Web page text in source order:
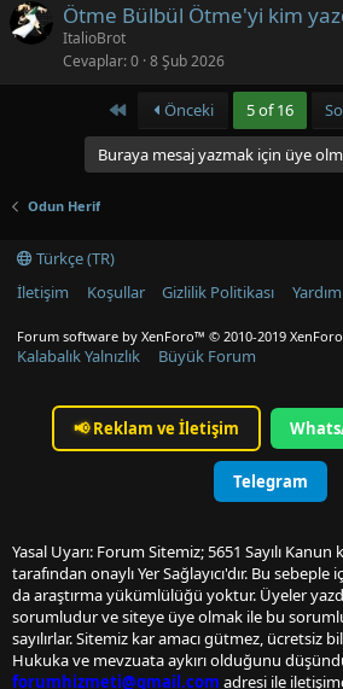
Ötme Bülbül Ötme'yi kim
ItalioBrot
Cevaplar 0 8 Şub 2026
First Önceki 5 of 16
Buraya mesaj yazmak için üye
Odun Herif
Türkçe (TR)
İletişim
Koşullar Gizlilik Politikası Yardım
Forum software by XenForo™ © 2010-2019
Kalabalık Yalnızlık Büyük Forum
📢Reklam ve İletişim
Telegram
Yasal Uyarı: Forum Sitemiz; 5651 Sayılı Kanun
tarafından onaylı Yer Sağlayıcı'dır. Bu
da araştırma yükümlülüğü yoktur. Üyeler
sorumludur ve siteye üye olmak ile bu
sayılırlar. Sitemiz kar amacı gütmez, ücretsiz
Hukuka ve mevzuata aykırı olduğunu
forumhizmeti@gmail.com adresi ile